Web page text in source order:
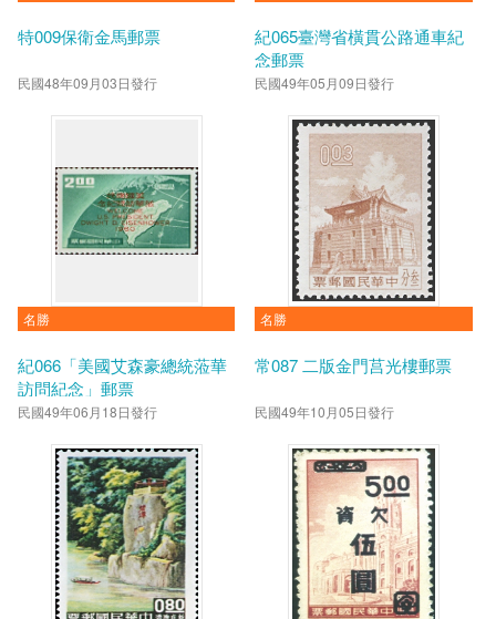
特009保衛金馬郵票
民國48年09月03日發行
紀065臺灣省橫貫公路通車紀
念郵票
民國49年05月09日發行
名勝
紀066「美國艾森豪總統蒞華
訪問紀念」郵票
民國49年06月18日發行
名勝
常087 二版金門莒光樓郵票
民國49年10月05日發行